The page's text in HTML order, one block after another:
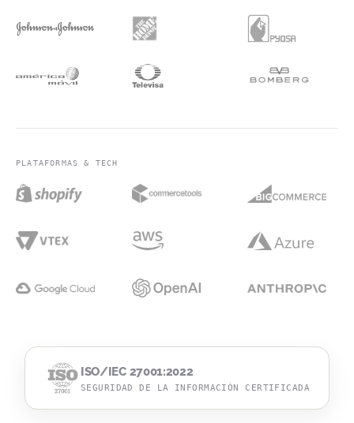
PLATAFORMAS & TECH
ISO/IEC 27001:2022
SEGURIDAD DE LA INFORMACIÓN CERTIFICADA